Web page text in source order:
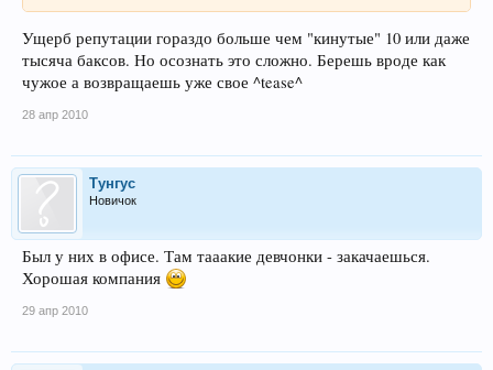
Ущерб репутации гораздо больше чем "кинутые" 10 или даже
тысяча баксов. Но осознать это сложно. Берешь вроде как
чужое а возвращаешь уже свое ^tease^
28 апр 2010
Тунгус
Новичок
Был у них в офисе. Там тааакие девчонки - закачаешься.
Хорошая компания
29 апр 2010